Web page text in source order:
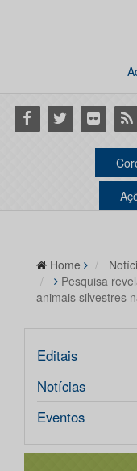
Facebook
Twitter Flickr RSS
Home
Pesquisa
animais silvestres
Editais
Notícias
Eventos